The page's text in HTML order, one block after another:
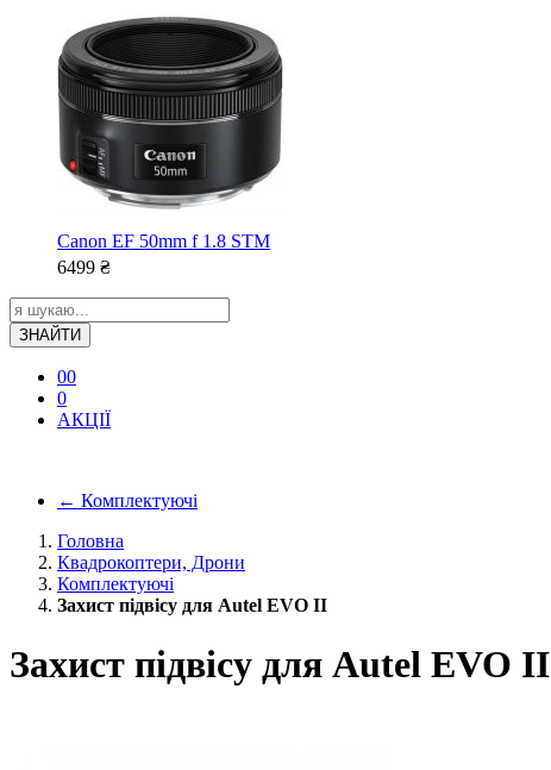
Canon EF 50mm f 1.8 STM
6499 ₴
ЗНАЙТИ
00
0
АКЦІЇ
← Комплектуючі
Головна
Квадрокоптери, Дрони
Комплектуючі
Захист підвісу для Autel EVO II
Захист підвісу для Autel EVO II